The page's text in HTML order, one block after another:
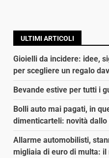
ULTIMI ARTICOLI
Gioielli da incidere: idee,
per scegliere un regalo
Bevande estive per tutti i
Bolli auto mai pagati, in
dimenticarteli: novità dallo
Allarme automobilisti,
migliaia di euro di multa: